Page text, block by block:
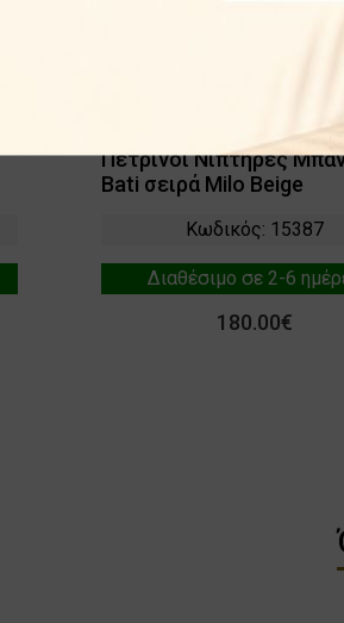
Πέτρινοι Νιπτήρες
Bati σειρά Μilo Beige
Κωδικός: 15387
Διαθέσιμο σε 2-6
180.00€